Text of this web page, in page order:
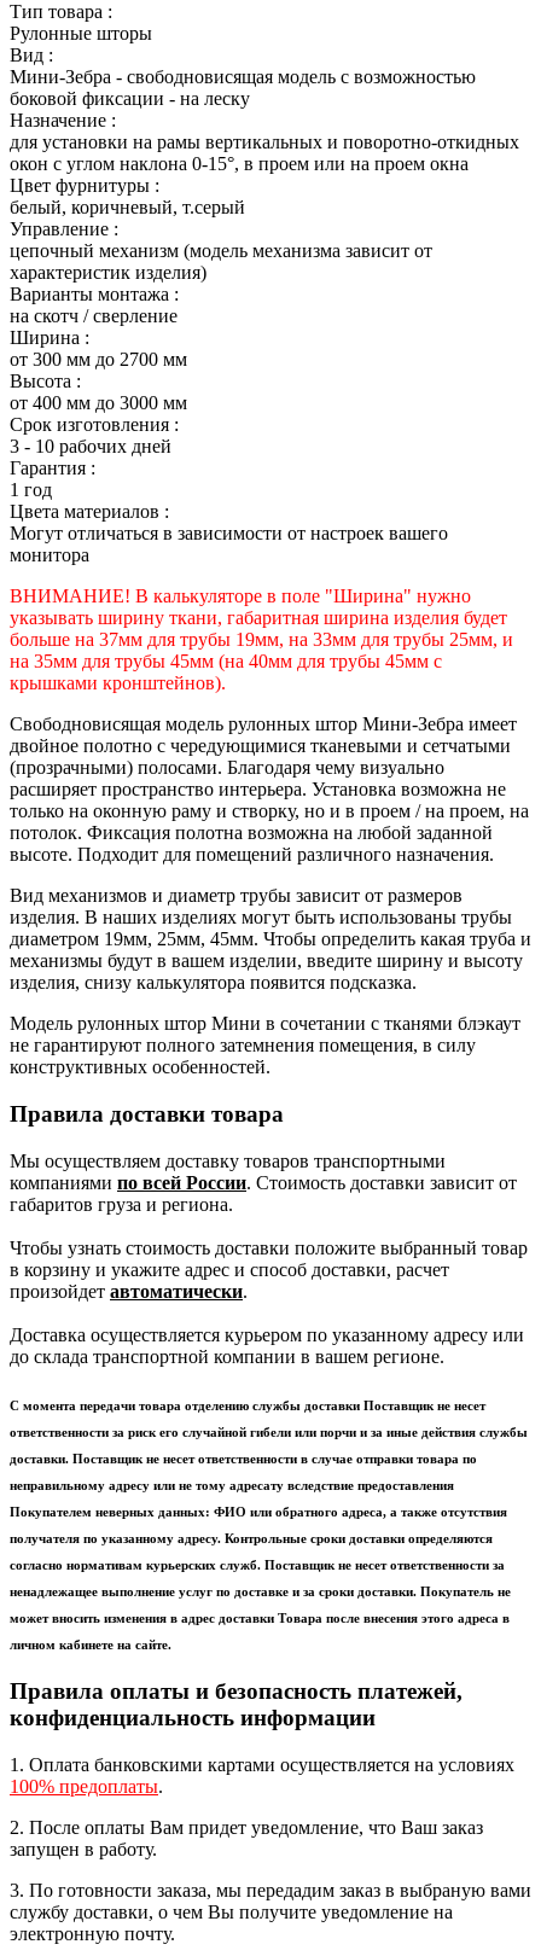
Тип товара :
Рулонные шторы
Вид :
Мини-Зебра - свободновисящая модель с возможностью
боковой фиксации - на леску
Назначение :
для установки на рамы вертикальных и поворотно-откидных
окон с углом наклона 0-15°, в проем или на проем окна
Цвет фурнитуры :
белый, коричневый, т.серый
Управление :
цепочный механизм (модель механизма зависит от
характеристик изделия)
Варианты монтажа :
на скотч / сверление
Ширина :
от 300 мм до 2700 мм
Высота :
от 400 мм до 3000 мм
Срок изготовления :
3 - 10 рабочих дней
Гарантия :
1 год
Цвета материалов :
Могут отличаться в зависимости от настроек вашего
монитора
ВНИМАНИЕ! В калькуляторе в поле "Ширина" нужно
указывать ширину ткани, габаритная ширина изделия будет
больше на 37мм для трубы 19мм, на 33мм для трубы 25мм, и
на 35мм для трубы 45мм (на 40мм для трубы 45мм с
крышками кронштейнов).
Свободновисящая модель рулонных штор Мини-Зебра имеет
двойное полотно с чередующимися тканевыми и сетчатыми
(прозрачными) полосами. Благодаря чему визуально
расширяет пространство интерьера. Установка возможна не
только на оконную раму и створку, но и в проем / на проем, на
потолок. Фиксация полотна возможна на любой заданной
высоте. Подходит для помещений различного назначения.
Вид механизмов и диаметр трубы зависит от размеров
изделия. В наших изделиях могут быть использованы трубы
диаметром 19мм, 25мм, 45мм. Чтобы определить какая труба и
механизмы будут в вашем изделии, введите ширину и высоту
изделия, снизу калькулятора появится подсказка.
Модель рулонных штор Мини в сочетании с тканями блэкаут
не гарантируют полного затемнения помещения, в силу
конструктивных особенностей.
Правила доставки товара
Мы осуществляем доставку товаров транспортными
компаниями по всей России. Стоимость доставки зависит от
габаритов груза и региона.
Чтобы узнать стоимость доставки положите выбранный товар
в корзину и укажите адрес и способ доставки, расчет
произойдет автоматически.
Доставка осуществляется курьером по указанному адресу или
до склада транспортной компании в вашем регионе.
С момента передачи товара отделению службы доставки Поставщик не несет
ответственности за риск его случайной гибели или порчи и за иные действия службы
доставки. Поставщик не несет ответственности в случае отправки товара по
неправильному адресу или не тому адресату вследствие предоставления
Покупателем неверных данных: ФИО или обратного адреса, а также отсутствия
получателя по указанному адресу. Контрольные сроки доставки определяются
согласно нормативам курьерских служб. Поставщик не несет ответственности за
ненадлежащее выполнение услуг по доставке и за сроки доставки. Покупатель не
может вносить изменения в адрес доставки Товара после внесения этого адреса в
личном кабинете на сайте.
Правила оплаты и безопасность платежей,
конфиденциальность информации
1. Оплата банковскими картами осуществляется на условиях
100% предоплаты.
2. После оплаты Вам придет уведомление, что Ваш заказ
запущен в работу.
3. По готовности заказа, мы передадим заказ в выбраную вами
службу доставки, о чем Вы получите уведомление на
электронную почту.